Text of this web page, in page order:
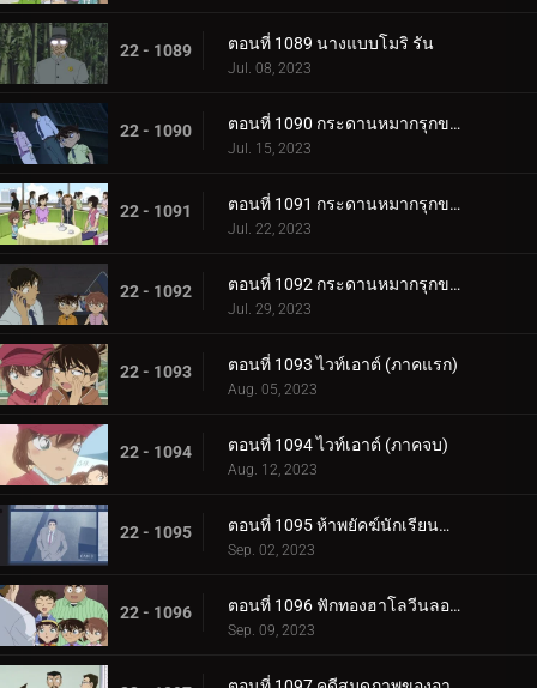
22 - 1089 ตอนที่ 1089 นางแบบโมริ รัน
Jul. 08, 2023
22 - 1090 ตอนที่ 1090 กระดานหมากรุกของไทโค เมจิน (ภาคหมากแรก)
Jul. 15, 2023
22 - 1091 ตอนที่ 1091 กระดานหมากรุกของไทโค เมจิน (ภาคหมากชั้นเลิศ)
Jul. 22, 2023
22 - 1092 ตอนที่ 1092 กระดานหมากรุกของไทโค เมจิน (ภาครุกฆาต)
Jul. 29, 2023
22 - 1093 ตอนที่ 1093 ไวท์เอาต์ (ภาคแรก)
Aug. 05, 2023
22 - 1094 ตอนที่ 1094 ไวท์เอาต์ (ภาคจบ)
Aug. 12, 2023
22 - 1095 ตอนที่ 1095 ห้าพยัคฆ์นักเรียนตำรวจ Wild Police Story CASE.ดาเตะ วาตารุ
Sep. 02, 2023
22 - 1096 ตอนที่ 1096 ฟักทองฮาโลวีนลอยฟ้า
Sep. 09, 2023